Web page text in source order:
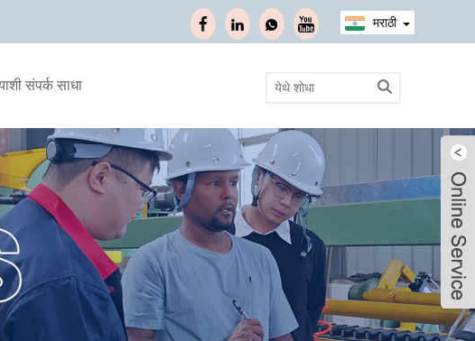
मराठी
संपर्क साधा